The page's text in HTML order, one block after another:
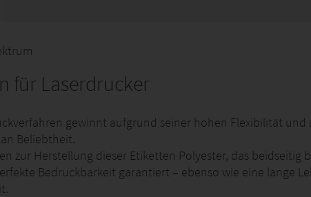
für Laserdrucker
gewinnt aufgrund seiner hohen Flexibilität und
Beliebtheit.
zur Herstellung dieser Etiketten Polyester, das beidseitig
Bedruckbarkeit garantiert – ebenso wie eine lange